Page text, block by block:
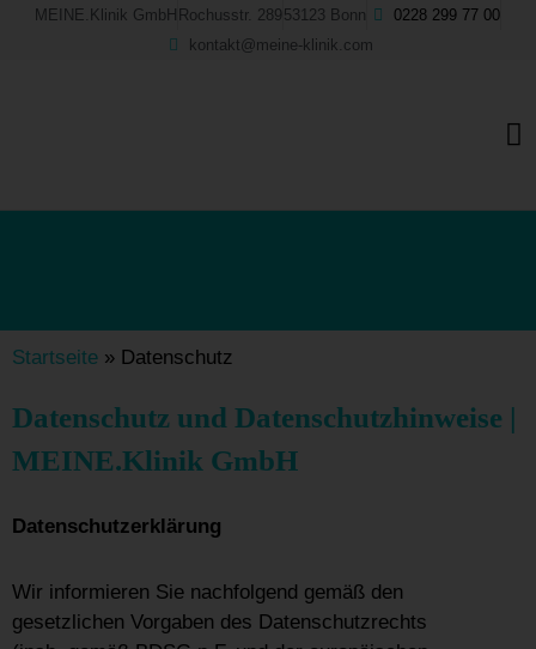
SkipMEINE.Klinik GmbH Rochusstr. 289 53123 Bonn
0228 299 77 00
kontakt@meine-klinik.com
Startseite » Datenschutz
Datenschutz und Datenschutzhinweise |
MEINE.Klinik GmbH
Datenschutzerklärung
Wir informieren Sie nachfolgend gemäß den
gesetzlichen Vorgaben des Datenschutzrechts